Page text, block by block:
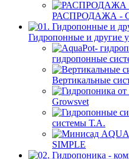
РАСПРОДАЖА -
Гидропонные и другие
гидропонные
Вертикальные
Growsvet
системы Т.A.
SIMPLE